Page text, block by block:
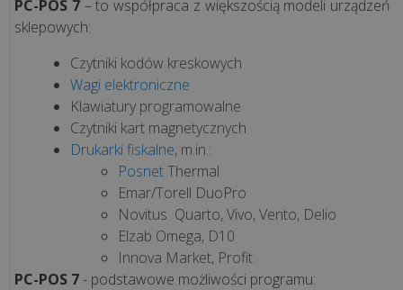
hotelowe
Terminal
płatniczy
PC-POS 7– to współpraca z większością modeli urządzeń
sklepowych:
Czytniki kodów kreskowych
Wagi elektroniczne
Klawiatury programowalne
Czytniki kart magnetycznych
Drukarki fiskalne, m.in.:
PosnetThermal
Emar/Torell DuoPro
Novitus Quarto, Vivo, Vento, Delio
Elzab Omega, D10
Innova Market, Profit
PC-POS 7- podstawowe możliwości programu: